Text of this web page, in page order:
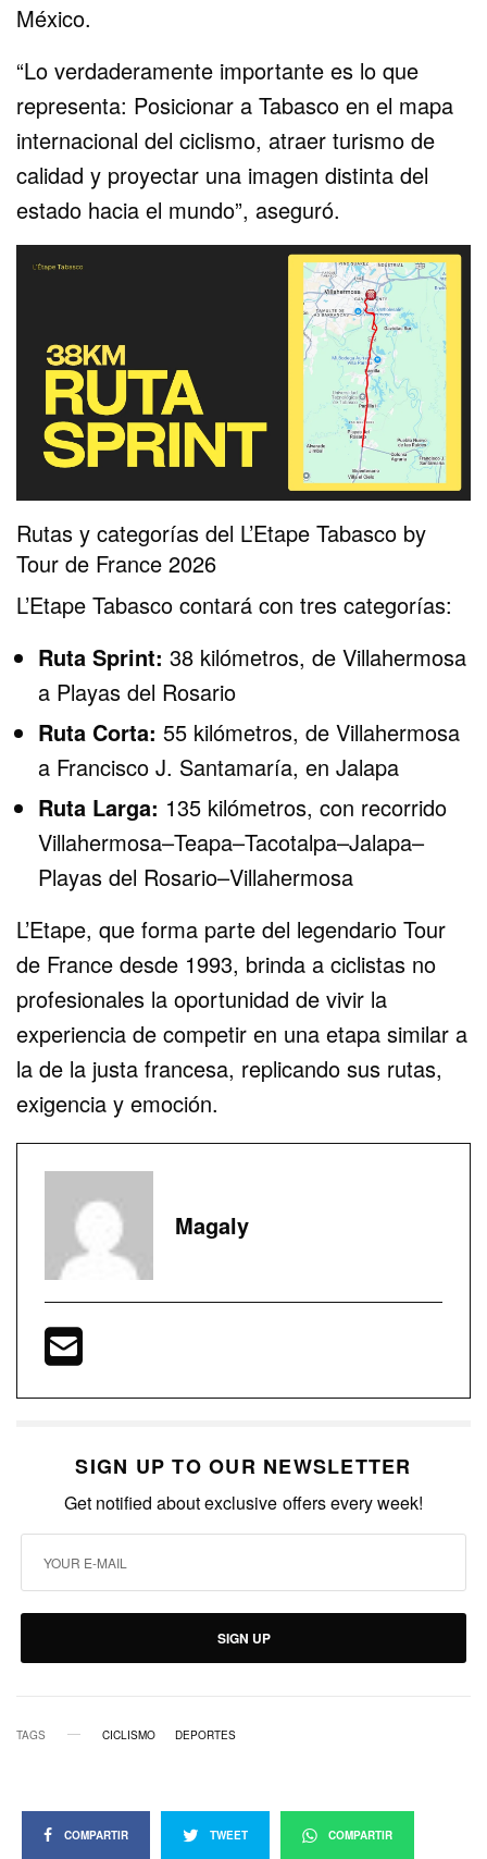
México.
“Lo verdaderamente importante es lo que
representa: Posicionar a Tabasco en el mapa
internacional del ciclismo, atraer turismo de
calidad y proyectar una imagen distinta del
estado hacia el mundo”, aseguró.
Rutas y categorías del L’Etape Tabasco by
Tour de France 2026
L’Etape Tabasco contará con tres categorías:
Ruta Sprint: 38 kilómetros, de Villahermosa
a Playas del Rosario
Ruta Corta: 55 kilómetros, de Villahermosa
a Francisco J. Santamaría, en Jalapa
Ruta Larga: 135 kilómetros, con recorrido
Villahermosa–Teapa–Tacotalpa–Jalapa–
Playas del Rosario–Villahermosa
L’Etape, que forma parte del legendario Tour
de France desde 1993, brinda a ciclistas no
profesionales la oportunidad de vivir la
experiencia de competir en una etapa similar a
la de la justa francesa, replicando sus rutas,
exigencia y emoción.
Magaly
SIGN UP TO OUR NEWSLETTER
Get notified about exclusive offers every week!
SIGN UP
TAGS CICLISMO DEPORTES
COMPARTIR TWEET COMPARTIR